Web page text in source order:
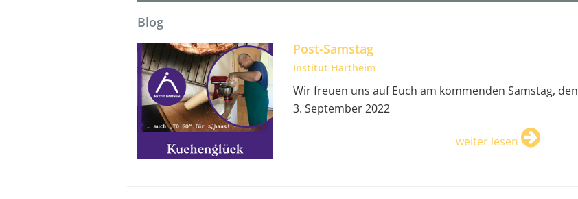
Blog
Post-Samstag
Institut Hartheim
Wir freuen uns auf Euch am kommenden Samstag, den
3. September 2022
weiter lesen